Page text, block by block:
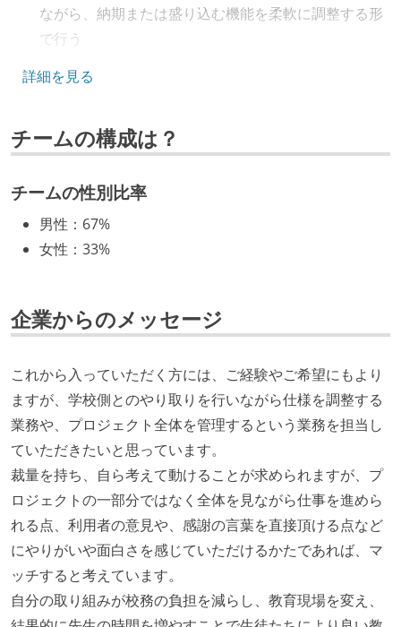
git
github
confluence
slack
その他
aws
firebase
ながら、納期または盛り込む機能を柔軟に調整する形
で行う
コード品質向上のための取り組み
ーまたはペアプログラミングを実施している
「リファクタリングは随時行われるべき」という価値
観をメンバー全員が共有しており、日常的に実施して
テストの実施度
る
全てのコードをバージョン管理ツールで管理している
各メンバーが実装したコードのマージは Pull Request
ベースで行われる
自動（＝システム化され、1コマンドで実行できる）
ビルド、自動デプロイ環境が整備されている
コードによるインフラ構成管理（Infrastructure as
Code）の環境が整備されている
詳細を見る
チームの構成は？
チームの性別比率
男性 ： 67%
女性 ： 33%
企業からのメッセージ
これから入っていただく方には、ご経験やご希望にもより
ますが、学校側とのやり取りを行いながら仕様を調整する
業務や、プロジェクト全体を管理するという業務を担当し
ていただきたいと思っています。
裁量を持ち、自ら考えて動けることが求められますが、プ
ロジェクトの一部分ではなく全体を見ながら仕事を進めら
れる点、利用者の意見や、感謝の言葉を直接頂ける点など
にやりがいや面白さを感じていただけるかたであれば、マ
ッチすると考えています。
自分の取り組みが校務の負担を減らし、教育現場を変え、